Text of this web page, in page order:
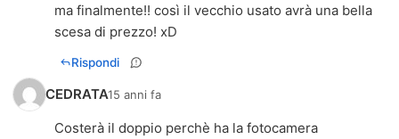
ma finalmente!! così il vecchio usato avrà una bella
scesa di prezzo! xD
Rispondi
CEDRATA15 anni fa
Costerà il doppio perchè ha la fotocamera